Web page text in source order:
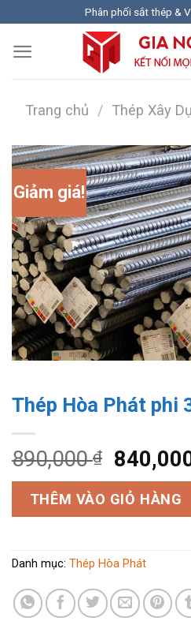
content
Phân phối sắt thép &
Trang chủ / Thép Xây
Giảm giá!
Thép Hòa Phát phi
890,000₫
THÊM VÀO GIỎ HÀNG
Danh mục: Thép Hòa Phát